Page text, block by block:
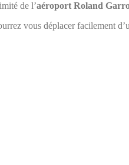
de l’aéroport Roland
vous déplacer facilement